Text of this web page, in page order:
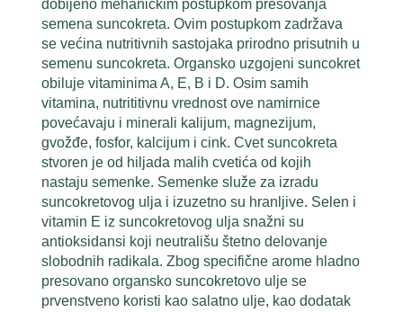
dobijeno mehaničkim postupkom presovanja
semena suncokreta. Ovim postupkom zadržava
se većina nutritivnih sastojaka prirodno prisutnih u
semenu suncokreta. Organsko uzgojeni suncokret
obiluje vitaminima A, E, B i D. Osim samih
vitamina, nutrititivnu vrednost ove namirnice
povećavaju i minerali kalijum, magnezijum,
gvožđe, fosfor, kalcijum i cink. Cvet suncokreta
stvoren je od hiljada malih cvetića od kojih
nastaju semenke. Semenke služe za izradu
suncokretovog ulja i izuzetno su hranljive. Selen i
vitamin E iz suncokretovog ulja snažni su
antioksidansi koji neutrališu štetno delovanje
slobodnih radikala. Zbog specifične arome hladno
presovano organsko suncokretovo ulje se
prvenstveno koristi kao salatno ulje, kao dodatak